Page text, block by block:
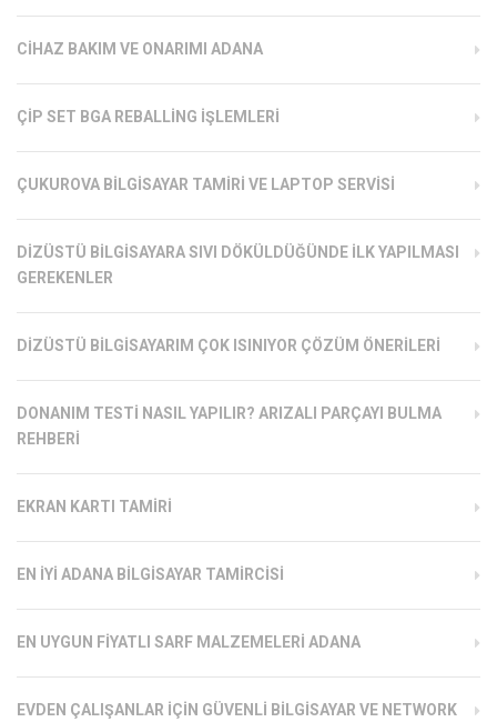
CIHAZ BAKIM VE ONARIMI ADANA
ÇIP SET BGA REBALLING İŞLEMLERI
ÇUKUROVA BILGISAYAR TAMIRI VE LAPTOP SERVISI
DIZÜSTÜ BILGISAYARA SIVI DÖKÜLDÜĞÜNDE İLK YAPILMASI
GEREKENLER
DIZÜSTÜ BILGISAYARIM ÇOK ISINIYOR ÇÖZÜM ÖNERILERI
DONANIM TESTI NASIL YAPILIR? ARIZALI PARÇAYI BULMA
REHBERI
EKRAN KARTI TAMIRI
EN İYI ADANA BILGISAYAR TAMIRCISI
EN UYGUN FIYATLI SARF MALZEMELERI ADANA
EVDEN ÇALIŞANLAR İÇIN GÜVENLI BILGISAYAR VE NETWORK